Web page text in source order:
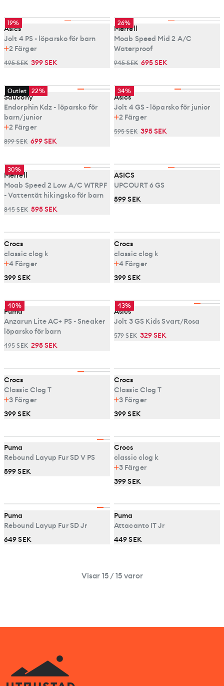
19%
Asics
Jolt 4 PS - löparsko för barn
2 Färger
495 SEK 399 SEK
26%
Merrell
Moab Speed Mid 2 A/C
Waterproof
945 SEK 695 SEK
Outlet 22%
Saucony
Endorphin Kdz - löparsko för
barn/junior
2 Färger
899 SEK 699 SEK
34%
Asics
Jolt 4 GS - löparsko för junior
2 Färger
595 SEK 395 SEK
30%
Merrell
Moab Speed 2 Low A/C WTRPF
- Vattentät hikingsko för barn
845 SEK 595 SEK
ASICS
UPCOURT 6 GS
599 SEK
Crocs
classic clog k
4 Färger
399 SEK
Crocs
classic clog k
4 Färger
399 SEK
40%
Puma
Anzarun Lite AC+ PS - Sneaker
löparsko för barn
495 SEK 295 SEK
43%
Asics
Jolt 3 GS Kids Svart/Rosa
579 SEK 329 SEK
Crocs
Classic Clog T
3 Färger
399 SEK
Crocs
Classic Clog T
3 Färger
399 SEK
Puma
Rebound Layup Fur SD V PS
599 SEK
Crocs
classic clog k
3 Färger
399 SEK
Puma
Rebound Layup Fur SD Jr
649 SEK
Puma
Attacanto IT Jr
449 SEK
Visar 15 / 15 varor